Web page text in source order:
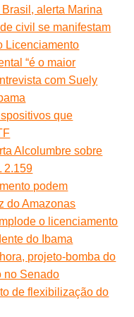
alerta Marina
civil se manifestam
Licenciamento
“é o maior
com Suely
que
Alcolumbre sobre
2.159
podem
do Amazonas
o licenciamento
do Ibama
projeto-bomba do
no Senado
de flexibilização do